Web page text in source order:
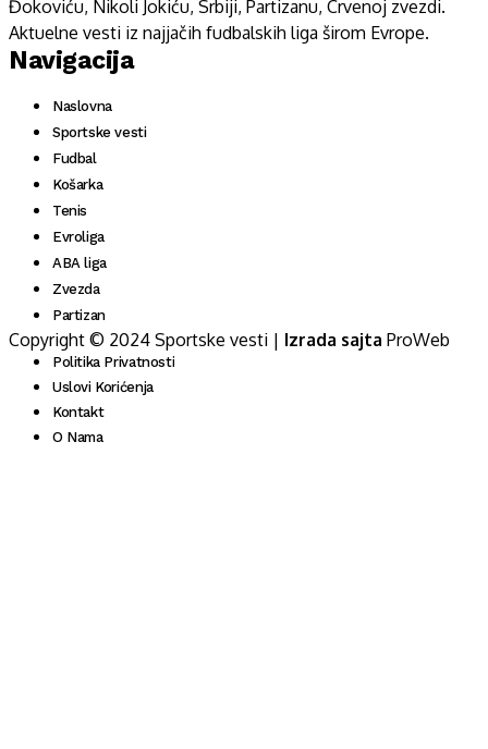
Đokoviću, Nikoli Jokiću, Srbiji, Partizanu, Crvenoj zvezdi.
Aktuelne vesti iz najjačih fudbalskih liga širom Evrope.
Navigacija
Naslovna
Sportske vesti
Fudbal
Košarka
Tenis
Evroliga
ABA liga
Zvezda
Partizan
Copyright © 2024 Sportske vesti | Izrada sajta ProWeb
Politika Privatnosti
Uslovi Korićenja
Kontakt
O Nama